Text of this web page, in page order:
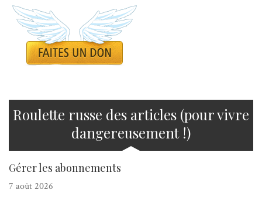
Roulette russe des articles (pour vivre
dangereusement !)
Gérer les abonnements
7 août 2026